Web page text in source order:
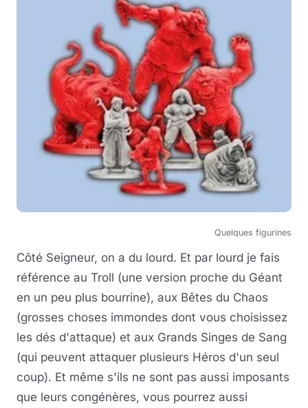
Quelques figurines
Côté Seigneur, on a du lourd. Et par lourd je fais
référence au Troll (une version proche du Géant
en un peu plus bourrine), aux Bêtes du Chaos
(grosses choses immondes dont vous choisissez
les dés d'attaque) et aux Grands Singes de Sang
(qui peuvent attaquer plusieurs Héros d'un seul
coup). Et même s'ils ne sont pas aussi imposants
que leurs congénères, vous pourrez aussi